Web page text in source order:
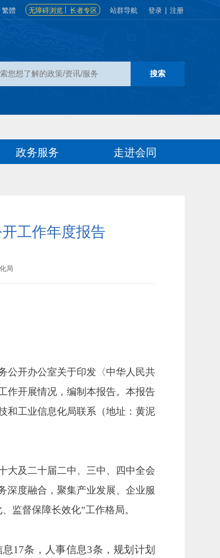
繁體 无障碍浏览 长者专区 站群导航 登录 | 注册
政务服务 走进会同
工作年度报告
局
公开办公室关于印发〈中华人民共
开展情况，编制本报告。 本报告
和工业信息化局联系（地址： 黄泥
大及二十届二中、三中、四中全会
深度融合，聚集产业发展、企业服
监督保障长效化”工作格局。
息17条，人事信息3条，规划 计划